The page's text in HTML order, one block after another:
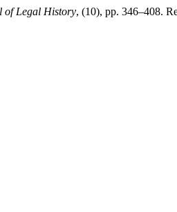
of Legal History, (10), pp. 346–408.